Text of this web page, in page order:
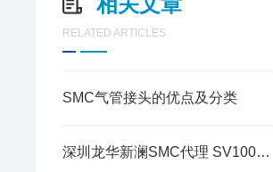
RELATED ARTICLES
SMC气管接头的优点及分类
深圳龙华新澜SMC代理 SV1000/2000/3000/4000